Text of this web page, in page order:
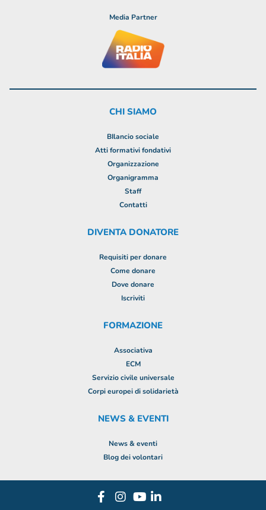
Media Partner
CHI SIAMO
BIlancio sociale
Atti formativi fondativi
Organizzazione
Organigramma
Staff
Contatti
DIVENTA DONATORE
Requisiti per donare
Come donare
Dove donare
Iscriviti
FORMAZIONE
Associativa
ECM
Servizio civile universale
Corpi europei di solidarietà
NEWS & EVENTI
News & eventi
Blog dei volontari